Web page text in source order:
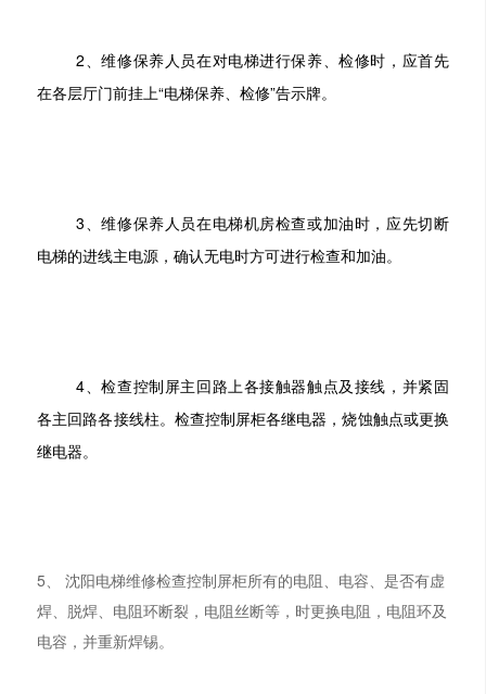
2、维修保养人员在对电梯进行保养、检修时，应首先
在各层厅门前挂上“电梯保养、检修”告示牌。
3、维修保养人员在电梯机房检查或加油时，应先切断
电梯的进线主电源，确认无电时方可进行检查和加油。
4、检查控制屏主回路上各接触器触点及接线，并紧固
各主回路各接线柱。检查控制屏柜各继电器，烧蚀触点或更换
继电器。
5、沈阳电梯维修检查控制屏柜所有的电阻、电容、是否有虚
焊、脱焊、电阻环断裂，电阻丝断等，时更换电阻，电阻环及
电容，并重新焊锡。